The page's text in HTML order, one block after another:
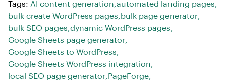
Tags: AI content generation,automated landing pages,
bulk create WordPress pages,bulk page generator,
bulk SEO pages,dynamic WordPress pages,
Google Sheets page generator,
Google Sheets to WordPress,
Google Sheets WordPress integration,
local SEO page generator,PageForge,